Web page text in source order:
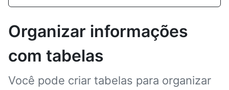
Organizar informações
com tabelas
Você pode criar tabelas para organizar